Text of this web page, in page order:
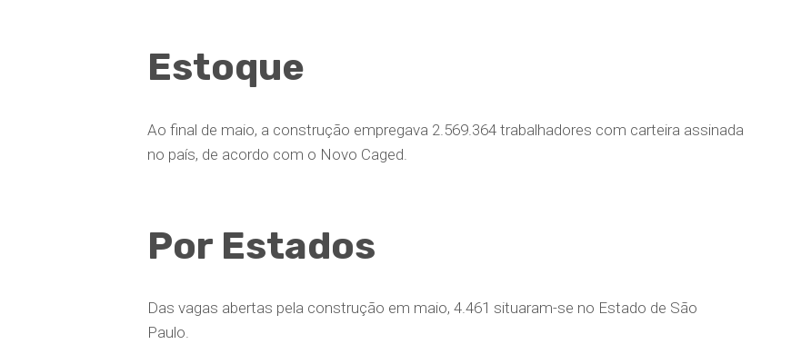
Estoque
Ao final de maio, a construção empregava 2.569.364 trabalhadores com carteira assinada
no país, de acordo com o Novo Caged.
Por Estados
Das vagas abertas pela construção em maio, 4.461 situaram-se no Estado de São
Paulo.